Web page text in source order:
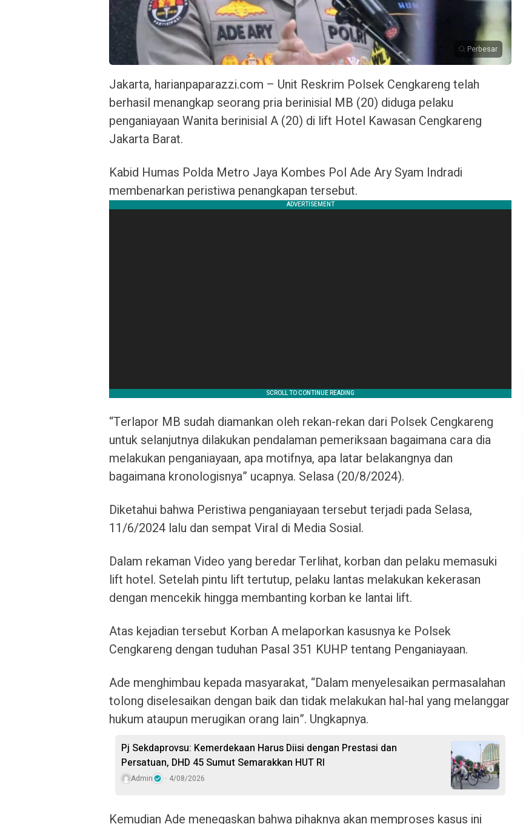
Perbesar
Jakarta, harianpaparazzi.com – Unit Reskrim Polsek Cengkareng telah
berhasil menangkap seorang pria berinisial MB (20) diduga pelaku
penganiayaan Wanita berinisial A (20) di lift Hotel Kawasan Cengkareng
Jakarta Barat.
Kabid Humas Polda Metro Jaya Kombes Pol Ade Ary Syam Indradi
membenarkan peristiwa penangkapan tersebut.
“Terlapor MB sudah diamankan oleh rekan-rekan dari Polsek Cengkareng
untuk selanjutnya dilakukan pendalaman pemeriksaan bagaimana cara dia
melakukan penganiayaan, apa motifnya, apa latar belakangnya dan
bagaimana kronologisnya” ucapnya. Selasa (20/8/2024).
Diketahui bahwa Peristiwa penganiayaan tersebut terjadi pada Selasa,
11/6/2024 lalu dan sempat Viral di Media Sosial.
Dalam rekaman Video yang beredar Terlihat, korban dan pelaku memasuki
lift hotel. Setelah pintu lift tertutup, pelaku lantas melakukan kekerasan
dengan mencekik hingga membanting korban ke lantai lift.
Atas kejadian tersebut Korban A melaporkan kasusnya ke Polsek
Cengkareng dengan tuduhan Pasal 351 KUHP tentang Penganiayaan.
Ade menghimbau kepada masyarakat, “Dalam menyelesaikan permasalahan
tolong diselesaikan dengan baik dan tidak melakukan hal-hal yang melanggar
hukum ataupun merugikan orang lain”. Ungkapnya.
Pj Sekdaprovsu: Kemerdekaan Harus Diisi dengan Prestasi dan
Persatuan, DHD 45 Sumut Semarakkan HUT RI
Admin 4/08/2026
Kemudian Ade menegaskan bahwa pihaknya akan memproses kasus ini